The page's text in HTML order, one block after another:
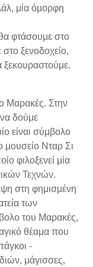
μία όμορφη
φτάσουμε στο
ξενοδοχείο,
ξεκουραστούμε.
Μαρακές. Στην
δούμε
είναι σύμβολο
μουσείο Νταρ Σι
φιλοξενεί μία
Τεχνών.
στη φημισμένη
των
του Μαρακές,
θέαμα που
-
μάγισσες,